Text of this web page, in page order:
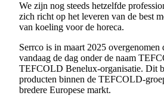
We zijn nog steeds hetzelfde
zich richt op het leveren van de best
van koeling voor de horeca.
Serrco is in maart 2025
vandaag de dag onder de naam
TEFCOLD Benelux-organisatie. Dit
producten binnen de TEFCOLD-
bredere Europese markt.